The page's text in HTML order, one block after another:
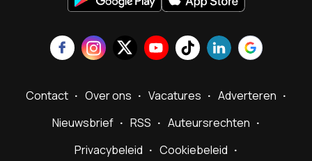
Contact Over ons Vacatures
Adverteren
Nieuwsbrief
RSS
Auteursrechten
Privacybeleid
Cookiebeleid